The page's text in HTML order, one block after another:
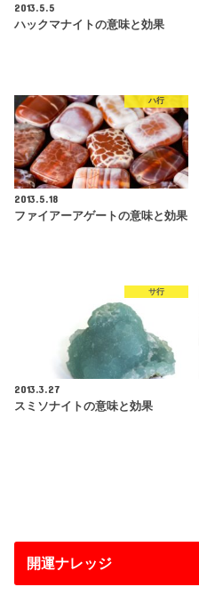
2013.5.5
ハックマナイトの意味と効果
ハ行
2013.5.18
ファイアーアゲートの意味と効果
サ行
2013.3.27
スミソナイトの意味と効果
開運ナレッジ